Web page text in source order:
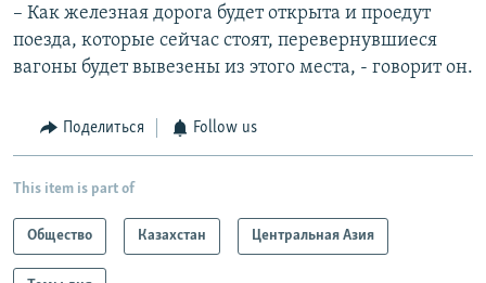
– Как железная дорога будет открыта и проедут
поезда, которые сейчас стоят, перевернувшиеся
вагоны будет вывезены из этого места, - говорит он.
Поделиться Follow us
This item is part of
Общество Казахстан Центральная Азия